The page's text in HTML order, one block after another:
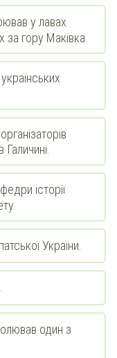
у лавах
за гору Маківка.
історії
України.
один з